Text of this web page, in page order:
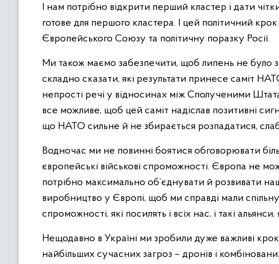
І нам потрібно відкрити перший кластер і дати
готове для першого кластера. І цей політичний
Європейського Союзу та політичну поразку Росії.
Ми також маємо забезпечити, щоб липень не було
складно сказати, які результати принесе саміт
непрості речі у відносинах між Сполученими
все можливе, щоб цей саміт надіслав позитивні
що НАТО сильне й не збирається розпадатися,
Водночас ми не повинні боятися обговорювати
європейські військові спроможності. Європа не
потрібно максимально об’єднувати й розвивати
виробництво у Європі, щоб ми справді мали
спроможності, які посилять і всіх нас, і такі
Нещодавно в Україні ми зробили дуже важливі
найбільших сучасних загроз – дронів і